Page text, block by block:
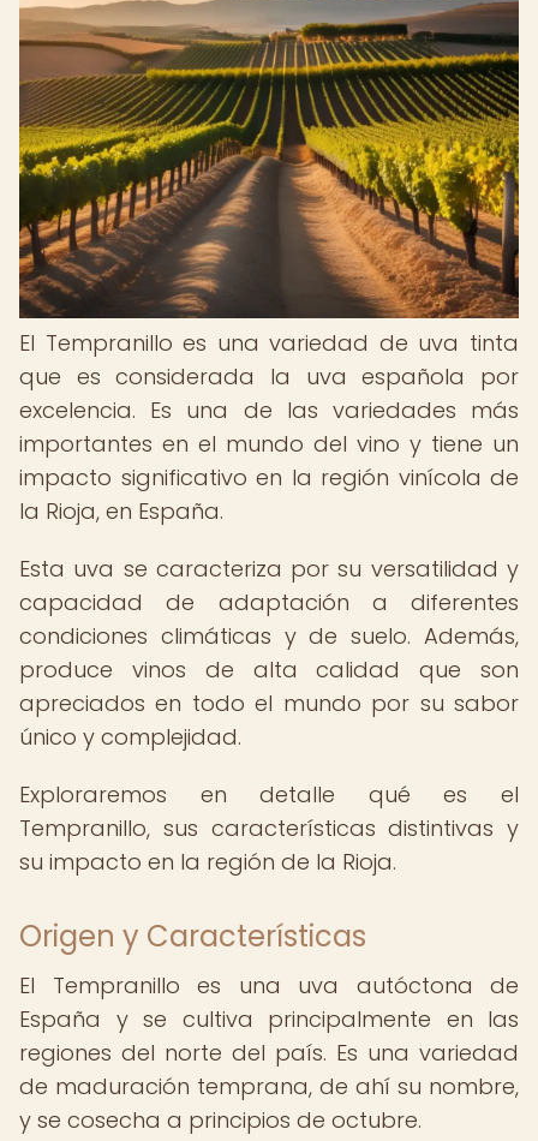
El Tempranillo es una variedad de uva tinta
que es considerada la uva española por
excelencia. Es una de las variedades más
importantes en el mundo del vino y tiene un
impacto significativo en la región vinícola de
la Rioja, en España.
Esta uva se caracteriza por su versatilidad y
capacidad de adaptación a diferentes
condiciones climáticas y de suelo. Además,
produce vinos de alta calidad que son
apreciados en todo el mundo por su sabor
único y complejidad.
Exploraremos en detalle qué es el
Tempranillo, sus características distintivas y
su impacto en la región de la Rioja.
Origen y Características
El Tempranillo es una uva autóctona de
España y se cultiva principalmente en las
regiones del norte del país. Es una variedad
de maduración temprana, de ahí su nombre,
y se cosecha a principios de octubre.